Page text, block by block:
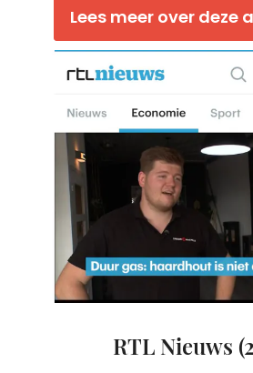
Lees meer over deze
RTL Nieuws